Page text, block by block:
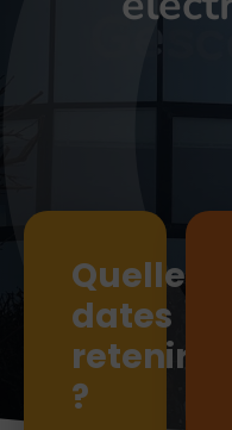
Quelles
dates
retenir
?